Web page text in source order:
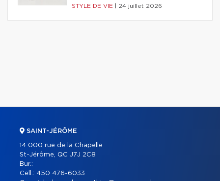
STYLE DE VIE 24 juillet 2026
SAINT-JÉRÔME
14 000 rue de la Chapelle
St-Jérôme, QC J7J 2C8
Bur.:
Cell.: 450 476-6033